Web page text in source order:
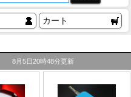
カート